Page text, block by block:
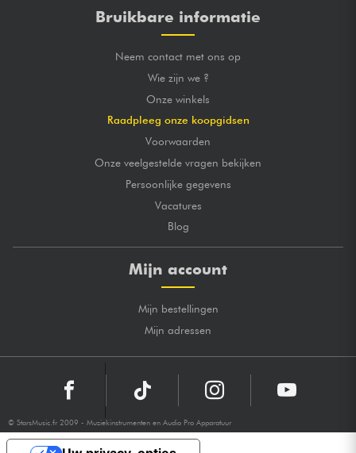
Bruikbare informatie
Neem contact met ons op
Wie zijn we ?
Onze winkels
Raadpleeg onze koopgidsen
Voorwaarden
Onze veelgestelde vragen bekijken
Persoonlijke gegevens
Vacatures
Blog
Mijn account
Mijn bestellingen
Mijn adressen
© StarsMusic.fr 2009 - Muziekinstrumenten en Audio Pro Apparatuur